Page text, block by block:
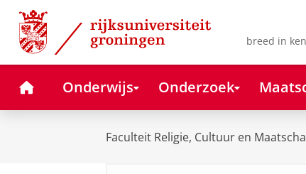
Skip
Content
Skip
Navigation
breed in
HomeOnderwijs Onderzoek
Faculteit Religie, Cultuur en